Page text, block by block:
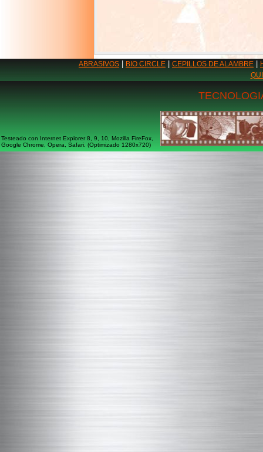
ABRASIVOS BIO CIRCLE CEPILLOS DE ALAMBRE
Testeado con Internet Explorer 8, 9, 10, Mozilla FireFox,
Google Chrome, Opera, Safari. (Optimizado 1280x720)